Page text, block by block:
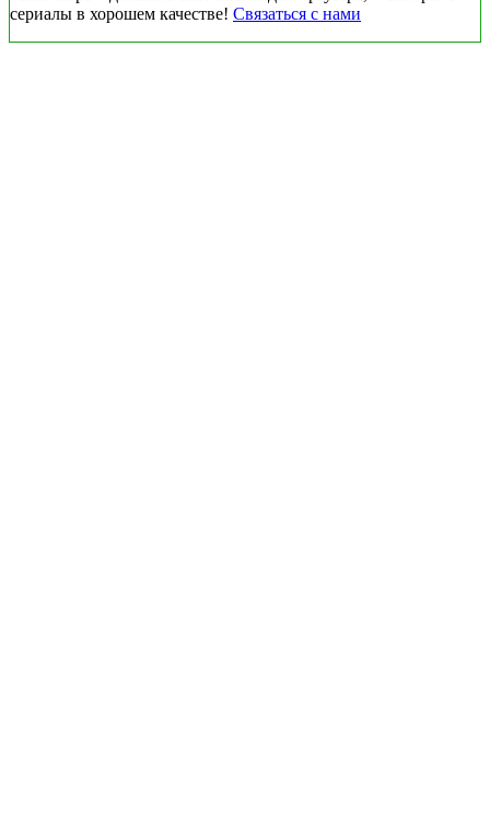
сериалы в хорошем качестве! Связаться с нами